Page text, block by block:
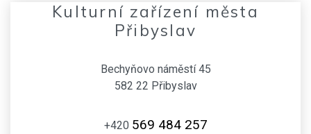
Kulturní zařízení města
Přibyslav
Bechyňovo náměstí 45
582 22 Přibyslav
+420 569 484 257